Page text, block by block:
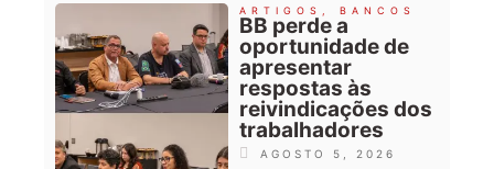
ARTIGOS BANCOS
BB perde a
oportunidade de
apresentar
respostas às
reivindicações dos
trabalhadores
AGOSTO 5, 2026